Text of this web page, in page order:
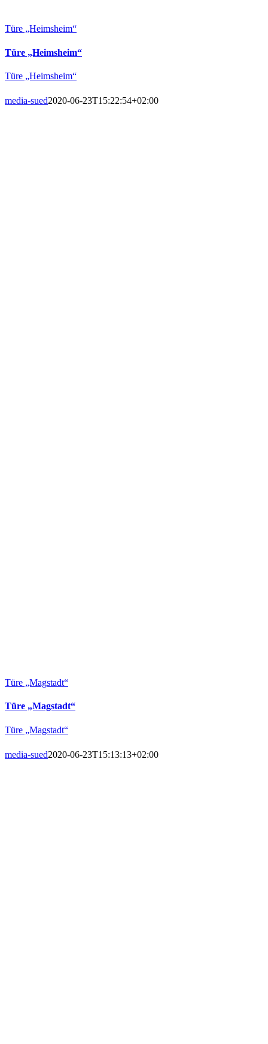
Türe „Heimsheim“
Türe „Heimsheim“
Türe „Heimsheim“
media-sued2020-06-23T15:22:54+02:00
Türe „Magstadt“
Türe „Magstadt“
Türe „Magstadt“
media-sued2020-06-23T15:13:13+02:00